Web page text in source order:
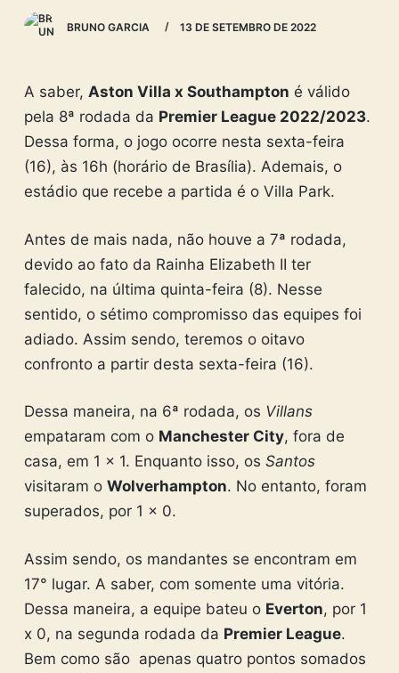
BRUNO GARCIA 13 DE SETEMBRO DE 2022
A saber, Aston Villa x Southampton é válido
pela 8ª rodada da Premier League 2022/2023.
Dessa forma, o jogo ocorre nesta sexta-feira
(16), às 16h (horário de Brasília). Ademais, o
estádio que recebe a partida é o Villa Park.
Antes de mais nada, não houve a 7ª rodada,
devido ao fato da Rainha Elizabeth II ter
falecido, na última quinta-feira (8). Nesse
sentido, o sétimo compromisso das equipes foi
adiado. Assim sendo, teremos o oitavo
confronto a partir desta sexta-feira (16).
Dessa maneira, na 6ª rodada, os Villans
empataram com o Manchester City, fora de
casa, em 1 x 1. Enquanto isso, os Santos
visitaram o Wolverhampton. No entanto, foram
superados, por 1 x 0.
Assim sendo, os mandantes se encontram em
17° lugar. A saber, com somente uma vitória.
Dessa maneira, a equipe bateu o Everton, por 1
x 0, na segunda rodada da Premier League.
Bem como são apenas quatro pontos somados